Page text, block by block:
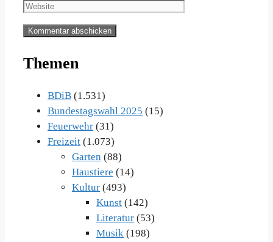
Themen
BDiB (1.531)
Bundestagswahl 2025 (15)
Feuerwehr (31)
Freizeit (1.073)
Garten (88)
Haustiere (14)
Kultur (493)
Kunst (142)
Literatur (53)
Musik (198)